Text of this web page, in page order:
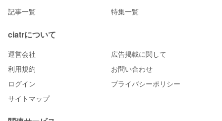
記事一覧 特集一覧
ciatrについて
運営会社
広告掲載に関して
利用規約
お問い合わせ
ログイン
プライバシーポリシー
サイトマップ